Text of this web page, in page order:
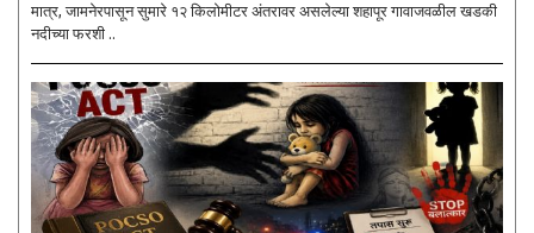
मात्र, जामनेरपासून सुमारे १२ किलोमीटर अंतरावर असलेल्या शहापूर गावाजवळील खडकी
नदीच्या फरशी ..